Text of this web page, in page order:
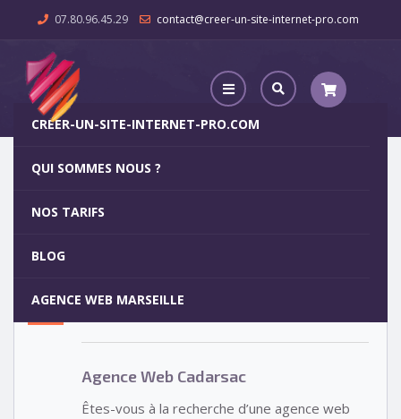
07.80.96.45.29 contact@creer-un-site-internet-pro.com
CREER-UN-SITE-INTERNET-PRO.COM
QUI SOMMES NOUS ?
NOS TARIFS
BLOG
AGENCE WEB MARSEILLE
Agence Web Cadarsac
5
Votre site internet pour 29€
Agence Web Cadarsac
Êtes-vous à la recherche d’une agence web